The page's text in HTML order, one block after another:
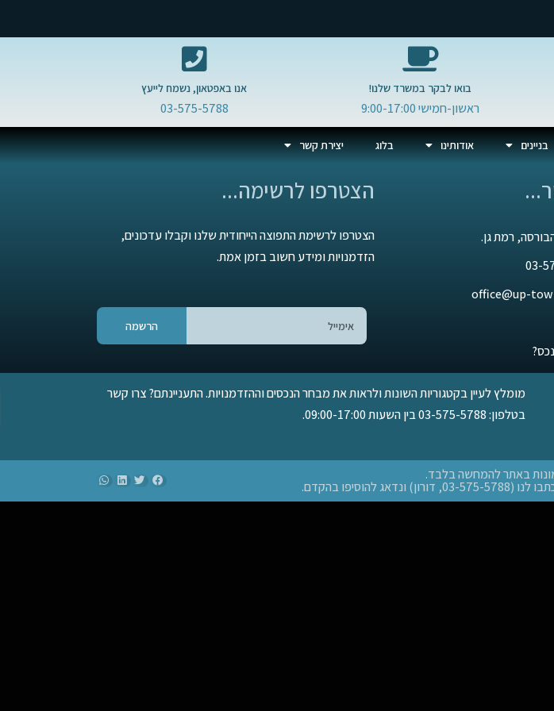
בואו לבקר במשרד שלנו!
ראשון-חמישי 9:00-17:00
אנו באפטאון, נשמח לייעץ
03-575-5788
בניינים אודותינו בלוג יצירת קשר
הצטרפו לרשימה...
הצטרפו לרשימת התפוצה הייחודית שלנו וקבלו עדכונים,
הזדמנויות ומידע חשוב בזמן אמת.
הרשמה
מומלץ לעיין בקטגוריות השונות ולראות את מבחר הנכסים וההזדמנויות. התעניינתם? צרו קשר
בטלפון: 03-575-5788 בין השעות 09:00-17:00.
באתר להמחשה בלבד.
בהקדם.